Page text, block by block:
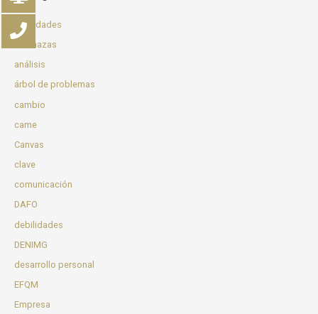
actividades
amenazas
análisis
árbol de problemas
cambio
came
Canvas
clave
comunicación
DAFO
debilidades
DENIMG
desarrollo personal
EFQM
Empresa